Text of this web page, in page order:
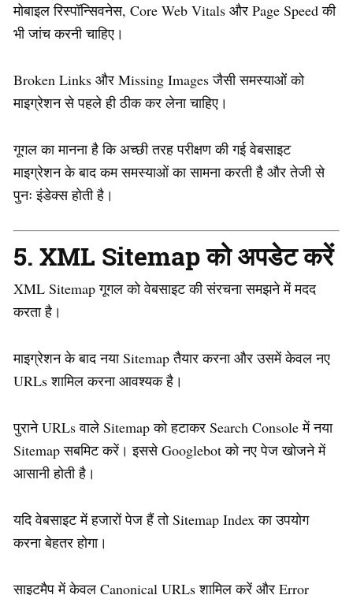
मोबाइल रिस्पॉन्सिवनेस, Core Web Vitals और Page Speed की
भी जांच करनी चाहिए।
Broken Links और Missing Images जैसी समस्याओं को
माइग्रेशन से पहले ही ठीक कर लेना चाहिए।
गूगल का मानना है कि अच्छी तरह परीक्षण की गई वेबसाइट
माइग्रेशन के बाद कम समस्याओं का सामना करती है और तेजी से
पुनः इंडेक्स होती है।
5. XML Sitemap को अपडेट करें
XML Sitemap गूगल को वेबसाइट की संरचना समझने में मदद
करता है।
माइग्रेशन के बाद नया Sitemap तैयार करना और उसमें केवल नए
URLs शामिल करना आवश्यक है।
पुराने URLs वाले Sitemap को हटाकर Search Console में नया
Sitemap सबमिट करें। इससे Googlebot को नए पेज खोजने में
आसानी होती है।
यदि वेबसाइट में हजारों पेज हैं तो Sitemap Index का उपयोग
करना बेहतर होगा।
साइटमैप में केवल Canonical URLs शामिल करें और Error